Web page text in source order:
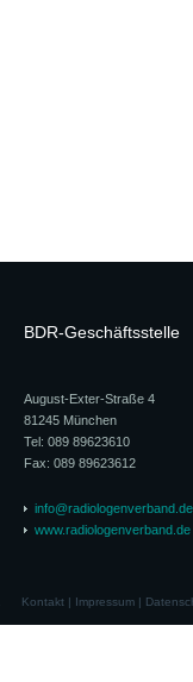
BDR-Geschäftsstelle
August-Exter-Straße 4
81245 München
Tel: 089 89623610
Fax: 089 89623612
info@radiologenverband.de
www.radiologenverband.de
Kontakt| Impressum|